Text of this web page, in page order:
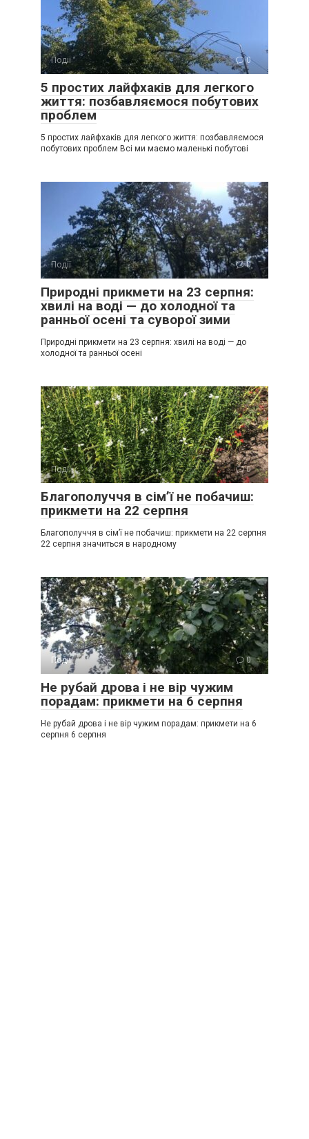
Події 0
5 простих лайфхаків для легкого
життя: позбавляємося побутових
проблем
5 простих лайфхаків для легкого життя: позбавляємося
побутових проблем Всі ми маємо маленькі побутові
Події 0
Природні прикмети на 23 серпня:
хвилі на воді — до холодної та
ранньої осені та суворої зими
Природні прикмети на 23 серпня: хвилі на воді — до
холодної та ранньої осені
Події 0
Благополуччя в сім’ї не побачиш:
прикмети на 22 серпня
Благополуччя в сім’ї не побачиш: прикмети на 22 серпня
22 серпня значиться в народному
Події 0
Не рубай дрова і не вір чужим
порадам: прикмети на 6 серпня
Не рубай дрова і не вір чужим порадам: прикмети на 6
серпня 6 серпня